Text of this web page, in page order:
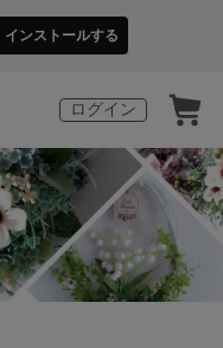
インストールする
ログイン